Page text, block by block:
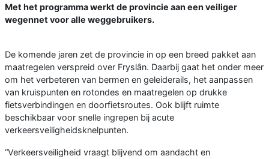
Met het programma werkt de provincie aan een veiliger
wegennet voor alle weggebruikers.
De komende jaren zet de provincie in op een breed pakket aan
maatregelen verspreid over Fryslân. Daarbij gaat het onder meer
om het verbeteren van bermen en geleiderails, het aanpassen
van kruispunten en rotondes en maatregelen op drukke
fietsverbindingen en doorfietsroutes. Ook blijft ruimte
beschikbaar voor snelle ingrepen bij acute
verkeersveiligheidsknelpunten.
“Verkeersveiligheid vraagt blijvend om aandacht en